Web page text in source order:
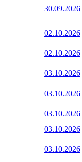
30.09.2026
02.10.2026
02.10.2026
03.10.2026
03.10.2026
03.10.2026
03.10.2026
03.10.2026